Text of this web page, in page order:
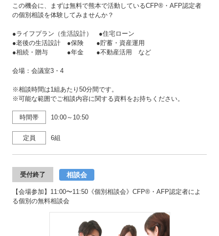
この機会に、まずは無料で熊本で活動しているCFP®・AFP認定者
の個別相談を体験してみませんか？
●ライフプラン（生活設計） ●住宅ローン
●老後の生活設計 ●保険 ●貯蓄・資産運用
●相続・贈与 ●年金 ●不動産活用 など
会場：会議室3・4
※相談時間は1組あたり50分間です。
※可能な範囲でご相談内容に関する資料をお持ちください。
時間帯 10:00～10:50
定員 6組
受付終了 相談会
【会場参加】11:00〜11:50《個別相談会》CFP®・AFP認定者によ
る個別の無料相談会